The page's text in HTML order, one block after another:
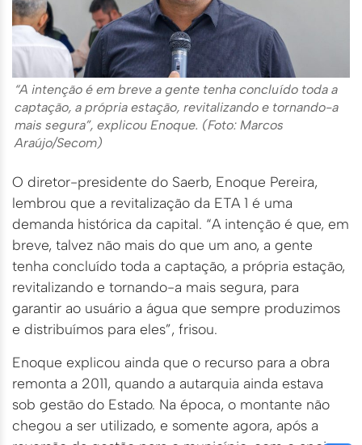
“A intenção é em breve a gente tenha concluído toda a
captação, a própria estação, revitalizando e tornando-a
mais segura”, explicou Enoque. (Foto: Marcos
Araújo/Secom)
O diretor-presidente do Saerb, Enoque Pereira,
lembrou que a revitalização da ETA 1 é uma
demanda histórica da capital. “A intenção é que, em
breve, talvez não mais do que um ano, a gente
tenha concluído toda a captação, a própria estação,
revitalizando e tornando-a mais segura, para
garantir ao usuário a água que sempre produzimos
e distribuímos para eles”, frisou.
Enoque explicou ainda que o recurso para a obra
remonta a 2011, quando a autarquia ainda estava
sob gestão do Estado. Na época, o montante não
chegou a ser utilizado, e somente agora, após a